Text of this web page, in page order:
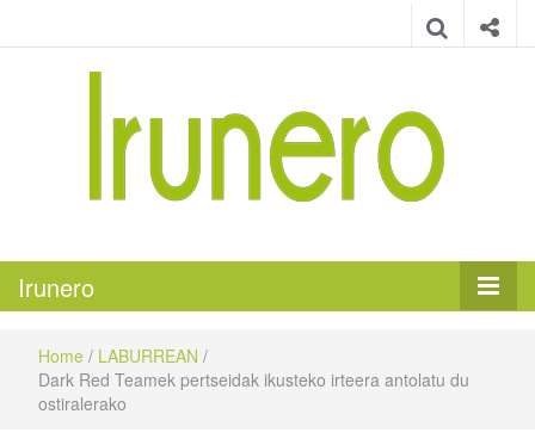
Irunero
Home / LABURREAN /
Dark Red Teamek pertseidak ikusteko irteera antolatu du
ostiralerako